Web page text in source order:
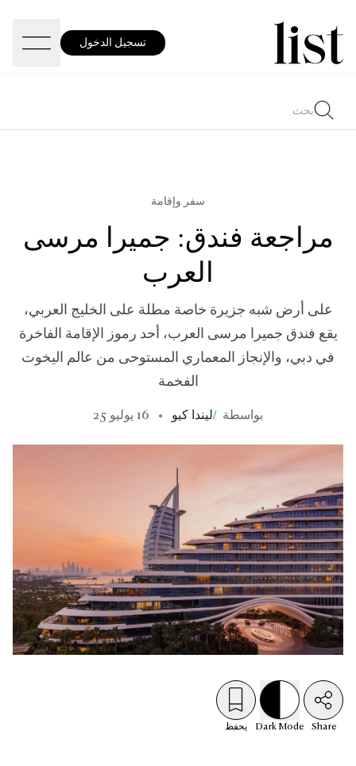
تسجيل الدخول
سفر وإقامة
مراجعة فندق: جميرا مرسى
العرب
على أرض شبه جزيرة خاصة مطلة على الخليج العربي،
يقع فندق جميرا مرسى العرب، أحد رموز الإقامة الفاخرة
في دبي، والإنجاز المعماري المستوحى من عالم اليخوت
الفخمة
بواسطة /ليندا كيو 16 يوليو 25
Share
Dark Mode يحفظ